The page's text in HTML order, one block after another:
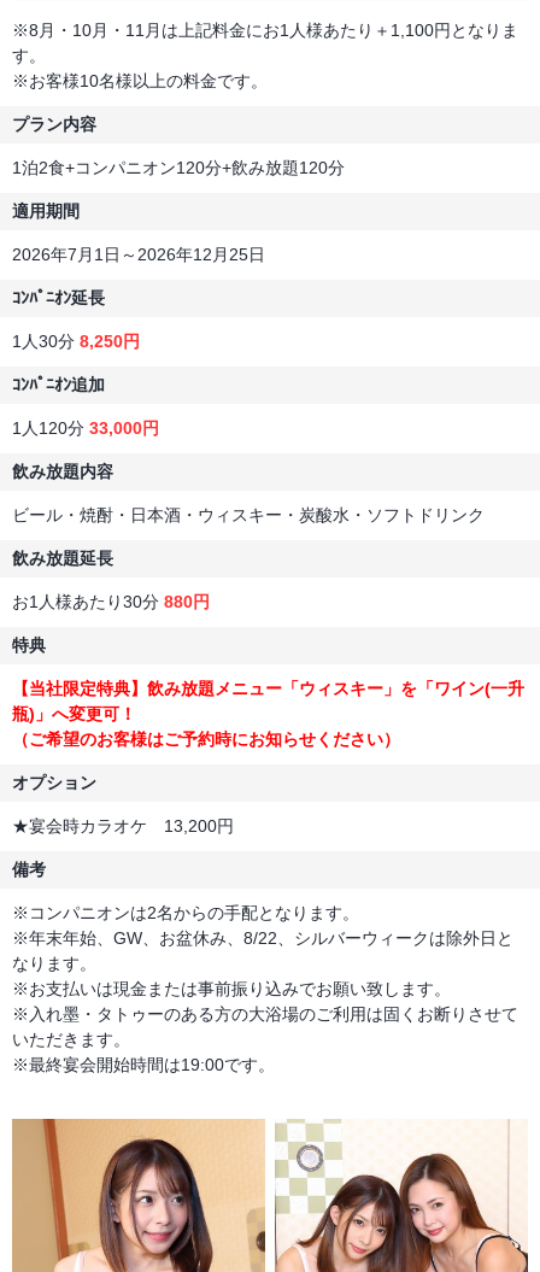
※8月・10月・11月は上記料金にお1人様あたり＋1,100円となりま
す。
※お客様10名様以上の料金です。
プラン内容
1泊2食+コンパニオン120分+飲み放題120分
適用期間
2026年7月1日～2026年12月25日
ｺﾝﾊﾟﾆｵﾝ延長
1人30分 8,250円
ｺﾝﾊﾟﾆｵﾝ追加
1人120分 33,000円
飲み放題内容
ビール・焼酎・日本酒・ウィスキー・炭酸水・ソフトドリンク
飲み放題延長
お1人様あたり30分 880円
特典
【当社限定特典】飲み放題メニュー「ウィスキー」を「ワイン(一升
瓶)」へ変更可！
（ご希望のお客様はご予約時にお知らせください）
オプション
★宴会時カラオケ 13,200円
備考
※コンパニオンは2名からの手配となります。
※年末年始、GW、お盆休み、8/22、シルバーウィークは除外日と
なります。
※お支払いは現金または事前振り込みでお願い致します。
※入れ墨・タトゥーのある方の大浴場のご利用は固くお断りさせて
いただきます。
※最終宴会開始時間は19:00です。